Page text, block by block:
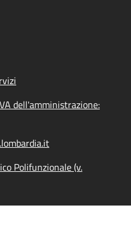
dell'amministrazione:
Polifunzionale (v.